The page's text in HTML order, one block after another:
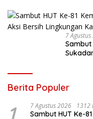
7
Sambut
Berita Populer
1 7 Agustus 2026 1312
Sambut HUT Ke-